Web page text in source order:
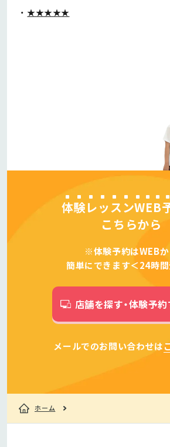
★★★★★
体験レッスンWEB
こちらから
※体験予約はWEBか
簡単にできます＜24時
店舗を探す・体験予約
メールでのお問い合わせは
ホーム